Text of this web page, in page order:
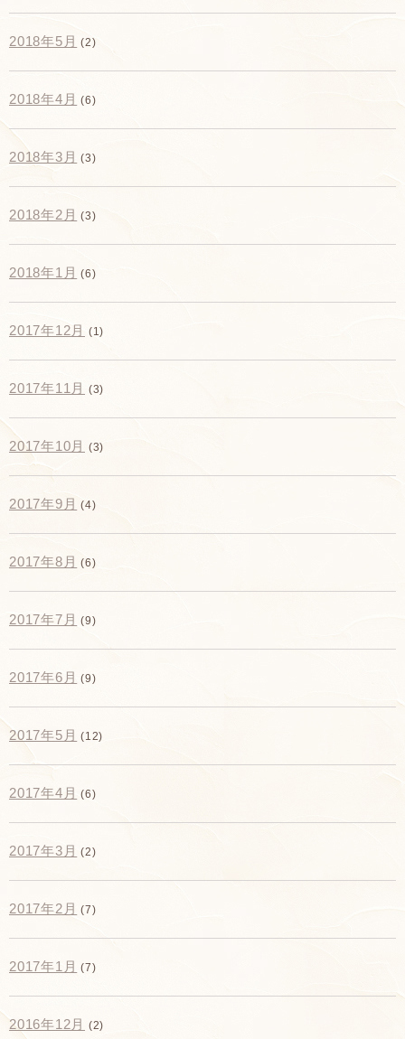
2018年5月 (2)
2018年4月 (6)
2018年3月 (3)
2018年2月 (3)
2018年1月 (6)
2017年12月 (1)
2017年11月 (3)
2017年10月 (3)
2017年9月 (4)
2017年8月 (6)
2017年7月 (9)
2017年6月 (9)
2017年5月 (12)
2017年4月 (6)
2017年3月 (2)
2017年2月 (7)
2017年1月 (7)
2016年12月 (2)